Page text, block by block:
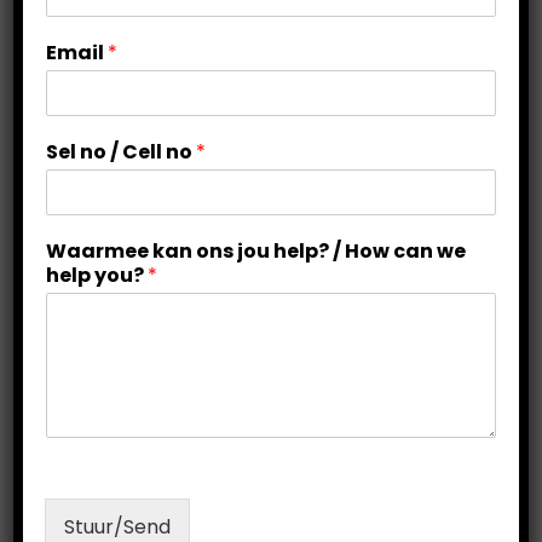
HET JY ‘N SLEGTE RAPPORT GEKRY?
j
o
n
w
Email *
Sel no / Cell no *
Waarmee kan ons jou help? / How can we
help you?*
Stuur/Send